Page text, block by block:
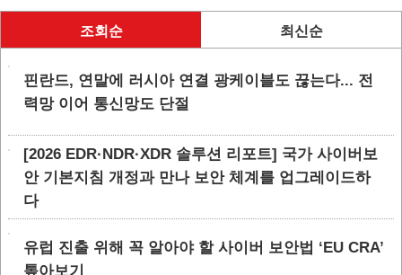
조회순 최신순
핀란드, 연말에 러시아 연결 광케이블도 끊는다... 전
력망 이어 통신망도 단절
[2026 EDR·NDR·XDR 솔루션 리포트] 국가 사이버보
안 기본지침 개정과 만나 보안 체계를 업그레이드하
다
유럽 진출 위해 꼭 알아야 할 사이버 보안법 ‘EU CRA’
톺아보기